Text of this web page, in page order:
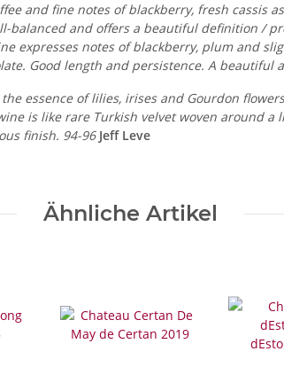
and fine notes of blackberry, fresh cassis
and offers a beautiful definition /
expresses notes of blackberry, plum and
Good length and persistence. A
essence of lilies, irises and Gourdon
is like rare Turkish velvet woven around
finish. 94-96 Jeff Leve
Ähnliche Artikel